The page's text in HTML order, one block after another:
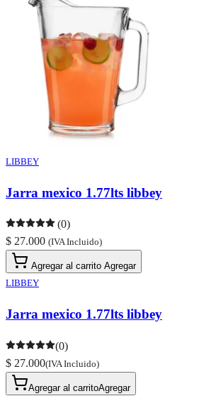
LIBBEY
Jarra mexico 1.77lts libbey
(0)
$ 27.000 (IVA Incluido)
Agregar al carrito Agregar
LIBBEY
Jarra mexico 1.77lts libbey
(0)
$ 27.000(IVA Incluido)
Agregar al carritoAgregar